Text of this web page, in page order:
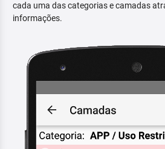
cada uma das categorias e camadas
informações.